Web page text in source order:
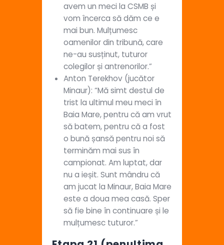
avem un meci la CSMB și
vom încerca să dăm ce e
mai bun. Mulțumesc
oamenilor din tribună, care
ne-au susținut, tuturor
colegilor și antrenorilor.”
Anton Terekhov (jucător
Minaur): “Mă simt destul de
trist la ultimul meu meci în
Baia Mare, pentru că am vrut
să batem, pentru că a fost
o bună șansă pentru noi să
terminăm mai sus în
campionat. Am luptat, dar
nu a ieșit. Sunt mândru că
am jucat la Minaur, Baia Mare
este a doua mea casă. Sper
să fie bine în continuare și le
mulțumesc tuturor.”